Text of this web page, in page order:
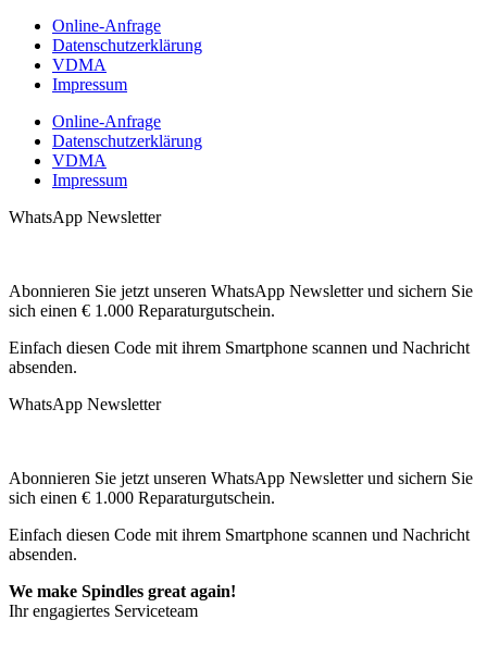
Online-Anfrage
Datenschutzerklärung
VDMA
Impressum
Online-Anfrage
Datenschutzerklärung
VDMA
Impressum
WhatsApp Newsletter
Abonnieren Sie jetzt unseren WhatsApp Newsletter und sichern Sie
sich einen € 1.000 Reparaturgutschein.
Einfach diesen Code mit ihrem Smartphone scannen und Nachricht
absenden.
WhatsApp Newsletter
Abonnieren Sie jetzt unseren WhatsApp Newsletter und sichern Sie
sich einen € 1.000 Reparaturgutschein.
Einfach diesen Code mit ihrem Smartphone scannen und Nachricht
absenden.
We make Spindles great again!
Ihr engagiertes Serviceteam